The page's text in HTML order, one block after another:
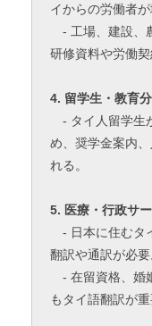
イからの労働者が
- 工場、建設、
研修資料や労働
4. 留学生・教育
- タイ人留学生
め、奨学金案内
れる。
5. 医療・行政サ
- 日本に住むタ
翻訳や通訳が必
- 在留資格、婚
もタイ語翻訳が